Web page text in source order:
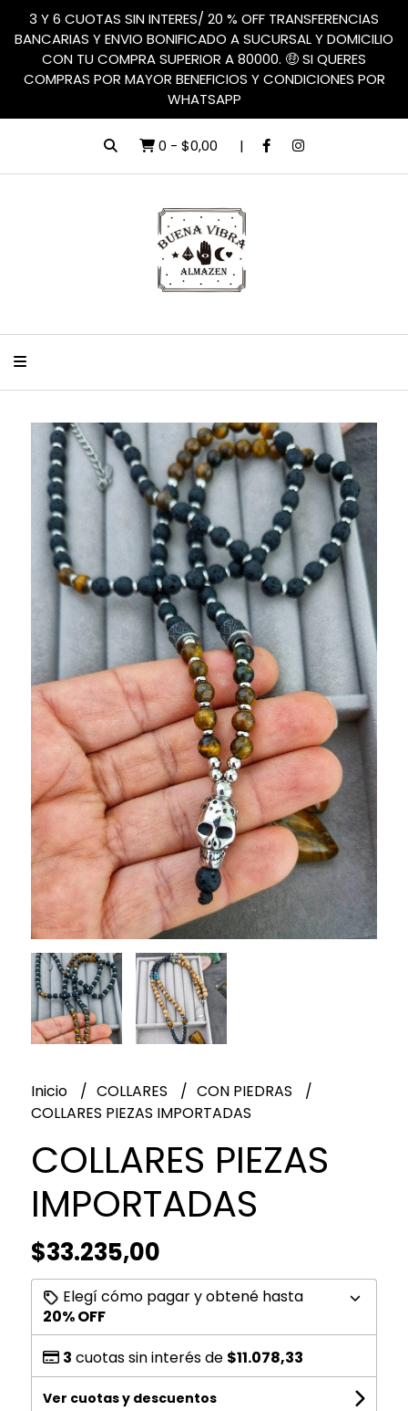
3 Y 6 CUOTAS SIN INTERES/ 20 % OFF TRANSFERENCIAS
BANCARIAS Y ENVIO BONIFICADO A SUCURSAL Y DOMICILIO
CON TU COMPRA SUPERIOR A 80000. 🤑 SI QUERES
COMPRAS POR MAYOR BENEFICIOS Y CONDICIONES POR
WHATSAPP
0 - $0,00
Inicio COLLARES
CON PIEDRAS
COLLARES PIEZAS IMPORTADAS
COLLARES PIEZAS
IMPORTADAS
$33.235,00
Elegí cómo pagar y obtené hasta
20% OFF
3 cuotas sin interés de $11.078,33
Ver cuotas y descuentos